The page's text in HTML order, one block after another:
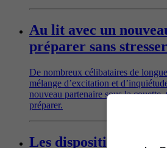
Au lit avec un
préparer sans stresser
De nombreux célibataires de
mélange d’excitation et
nouveau partenaire sous la couette.
préparer.
Les dispositifs d’aide